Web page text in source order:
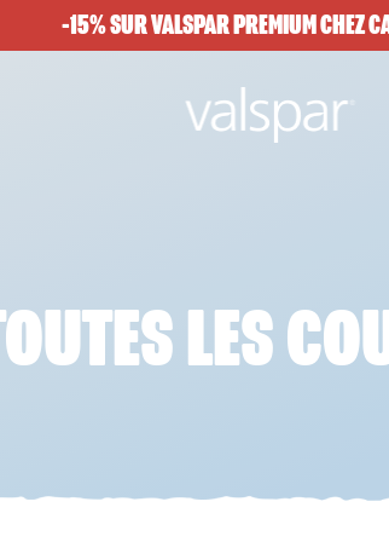
-15% SUR VALSPAR PREMIUM CHEZ
LES